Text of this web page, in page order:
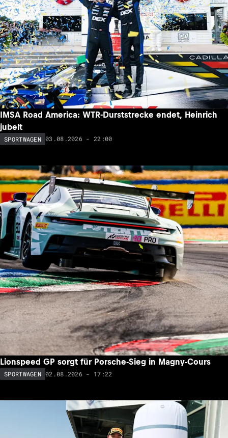
IMSA Road America: WTR-Durststrecke endet, Heinrich
jubelt
SPORTWAGEN 03.08.2026 - 22:00
Lionspeed GP sorgt für Porsche-Sieg in Magny-Cours
SPORTWAGEN 02.08.2026 - 17:22